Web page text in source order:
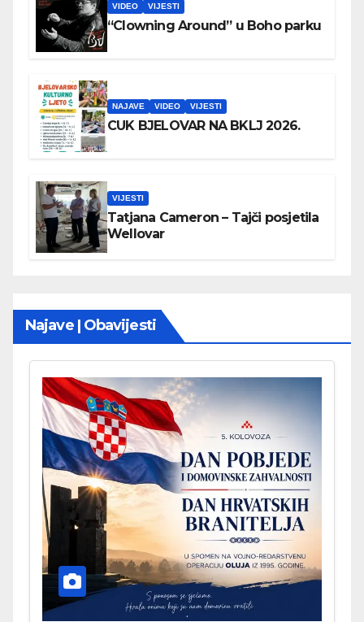
VIDEO VIJESTI
“Clowning Around” u Boho parku
NAJAVE VIDEO VIJESTI
CUK BJELOVAR NA BKLJ 2026.
VIJESTI
Tatjana Cameron – Tajči posjetila
Wellovar
Najave | Obavijesti